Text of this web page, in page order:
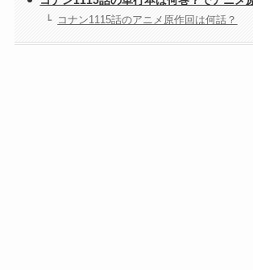
コナン1115話のアニメ原作回は何話？